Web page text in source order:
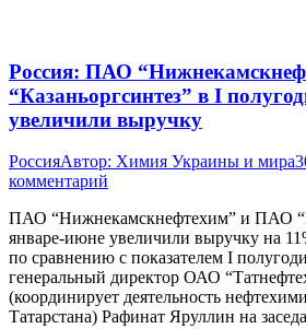
Россия: ПАО
“Казаньоргсинтез” в I
увеличили выручку
РоссияАвтор: Химия Украины и мира
комментарий
ПАО “Нижнекамскнефтехим” и ПАО
январе-июне увеличили выручку на
по сравнению с показателем I
генеральный директор ОАО
(координирует деятельность
Татарстана) Рафинат Яруллин на